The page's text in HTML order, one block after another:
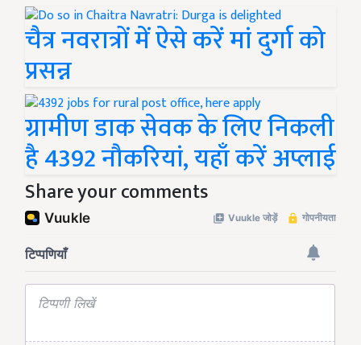
चैत्र नवरात्रों में ऐसे करें मां दुर्गा को
प्रसन्न
ग्रामीण डाक सेवक के लिए निकली
है 4392 नौकरियां, यहाँ करें अप्लाई
Share your comments